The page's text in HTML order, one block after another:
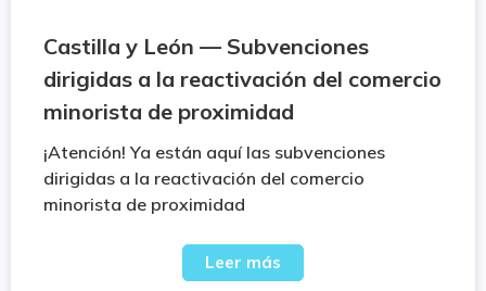
Castilla y León — Subvenciones
dirigidas a la reactivación del comercio
minorista de proximidad
¡Atención! Ya están aquí las subvenciones
dirigidas a la reactivación del comercio
minorista de proximidad
Leer más